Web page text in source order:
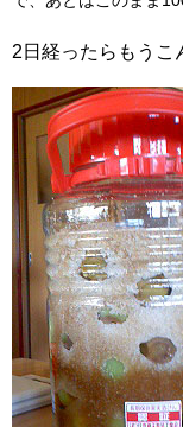
2日経ったらもうこ